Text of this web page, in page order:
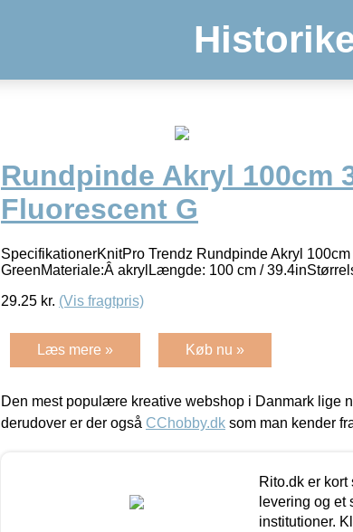
Rundpinde Akryl 100cm
Fluorescent G
SpecifikationerKnitPro Trendz Rundpinde Akryl
GreenMateriale:Â akrylLængde: 100 cm /
29.25 kr. (Vis fragtpris)
Læs mere » Køb nu »
Den mest populære kreative webshop i Danmark lige
derudover er der også CChobby.dk som man kender
Rito.dk er
levering og et
institutioner.